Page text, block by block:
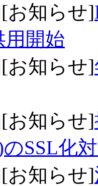
お知らせ]
用開始
お知らせ]
お知らせ]
SSL化
お知らせ]